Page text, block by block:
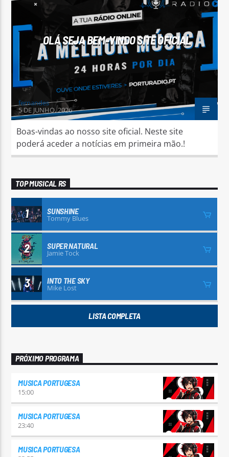
PORTU RÁDIO 128Kbps
OLÁ SEJA BEM-VINDO SITE OFICIAL
fernandes
5 DE JUNHO, 2026
Boas-vindas ao nosso site oficial. Neste site
poderá aceder a notícias em primeira mão.!
TOP MUSICAL RS
1 SUNSHINE
Tommy Blues
2 SUPER NATURAL
Jamie Tock
3 INTO THE SKY
Mike Lost
LISTA COMPLETA
PRÓXIMO PROGRAMA
MUSICA PORTUGESA
15:00
MUSICA PORTUGESA
23:40
MUSICA PORTUGESA